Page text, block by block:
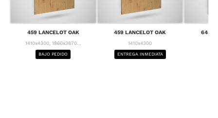
459 LANCELOT OAK
1410x4300, 1860x3670...
BAJO PEDIDO
459 LANCELOT OAK
1410x4300
ENTREGA INMEDIATA
645